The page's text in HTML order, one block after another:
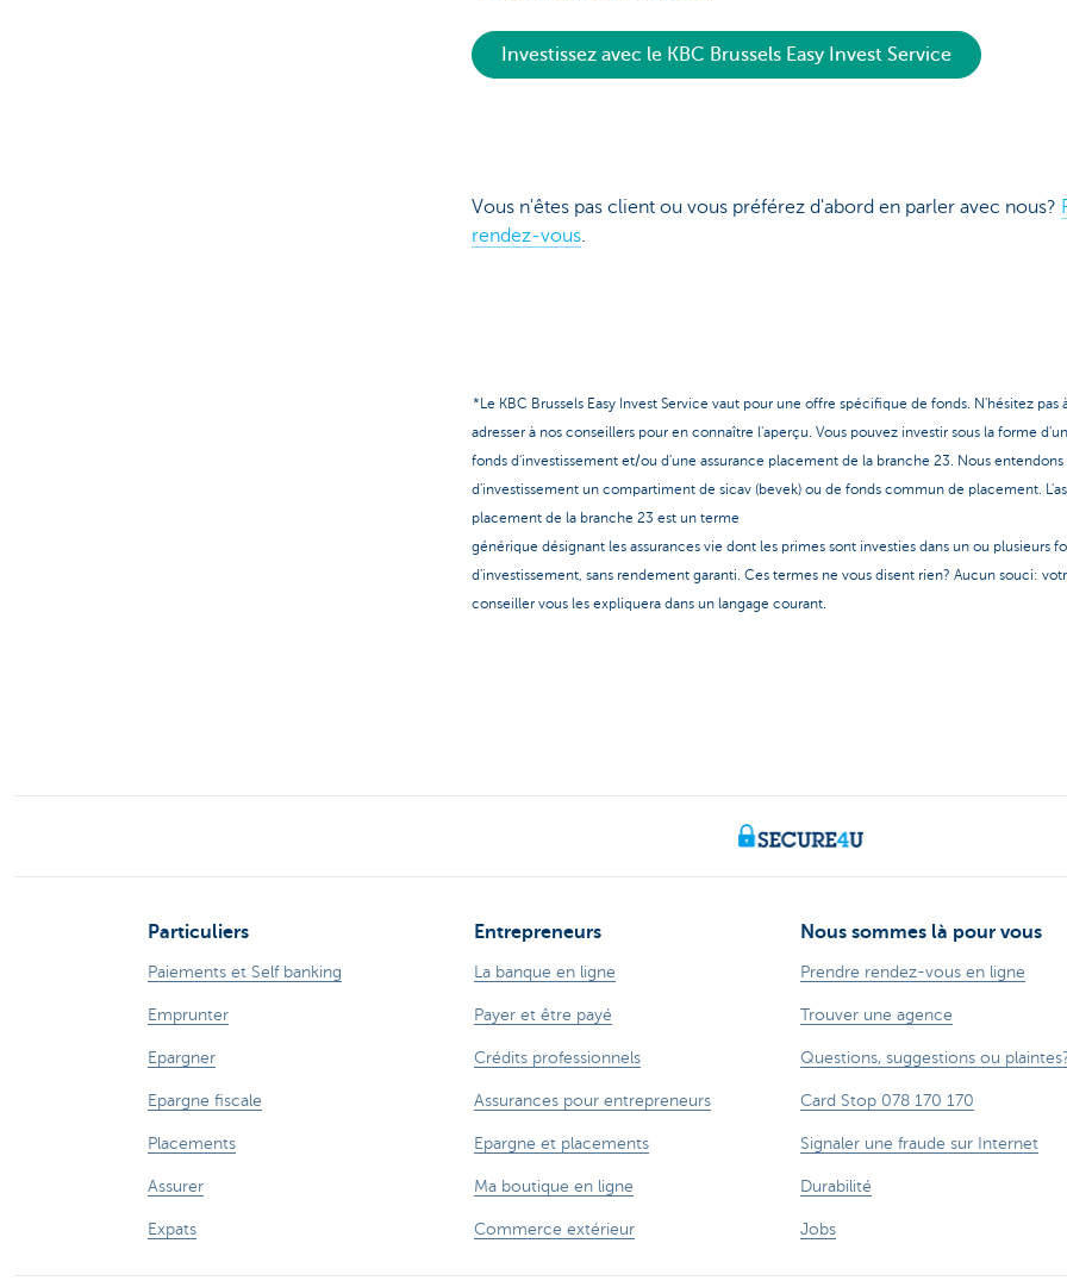
Investissez avec le KBC Brussels Easy Invest Service
Vous n'êtes pas client ou vous préférez d'abord en parler avec nous?
rendez-vous.
*Le KBC Brussels Easy Invest Service vaut pour une offre spécifique de fonds. N'hésitez pas
adresser à nos conseillers pour en connaître l'aperçu. Vous pouvez investir sous la forme d'un
fonds d'investissement et/ou d'une assurance placement de la branche 23. Nous entendons
d'investissement un compartiment de sicav (bevek) ou de fonds commun de placement.
placement de la branche 23 est un terme
générique désignant les assurances vie dont les primes sont investies dans un ou plusieurs
d'investissement, sans rendement garanti. Ces termes ne vous disent rien? Aucun souci:
conseiller vous les expliquera dans un langage courant.
Particuliers
Paiements et Self banking
Emprunter
Epargner
Epargne fiscale
Placements
Assurer
Expats
Entrepreneurs
La banque en ligne
Payer et être payé
Crédits professionnels
Assurances pour entrepreneurs
Epargne et placements
Ma boutique en ligne
Commerce extérieur
Nous sommes là pour vous
Prendre rendez-vous en ligne
Trouver une agence
Questions, suggestions ou
Card Stop 078 170 170
Signaler une fraude sur Internet
Durabilité
Jobs